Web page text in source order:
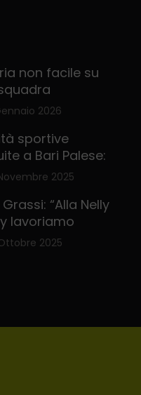
non facile su
2026
sportive
a Bari Palese:
2025
“Alla Nelly
lavoriamo
2025